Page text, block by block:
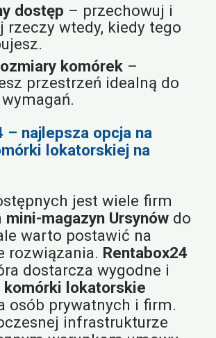
dostęp – przechowuj i
rzeczy wtedy, kiedy tego
komórek–
przestrzeń idealną do
– najlepsza opcja na
lokatorskiej na
jest wiele firm
mini-magazyn Ursynówdo
warto postawić na
rozwiązania. Rentabox24
dostarcza wygodne i
komórki lokatorskie
osób prywatnych i firm.
infrastrukturze